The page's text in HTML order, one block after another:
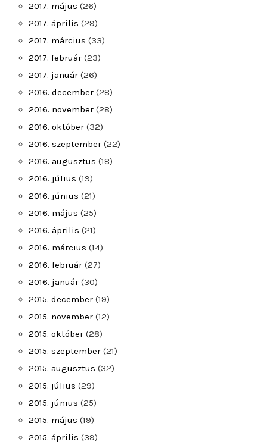
2017. május (26)
2017. április (29)
2017. március (33)
2017. február (23)
2017. január (26)
2016. december (28)
2016. november (28)
2016. október (32)
2016. szeptember (22)
2016. augusztus (18)
2016. július (19)
2016. június (21)
2016. május (25)
2016. április (21)
2016. március (14)
2016. február (27)
2016. január (30)
2015. december (19)
2015. november (12)
2015. október (28)
2015. szeptember (21)
2015. augusztus (32)
2015. július (29)
2015. június (25)
2015. május (19)
2015. április (39)